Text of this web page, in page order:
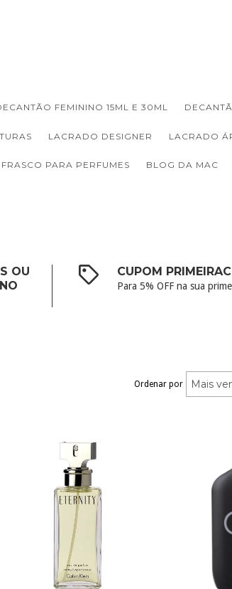
FEMININO 15ML E 30ML
LACRADO DESIGNER LACRADO
FRASCO PARA PERFUMES BLOG DA MAC
OU
CUPOM
Para 5% OFF na sua
Ordenar por